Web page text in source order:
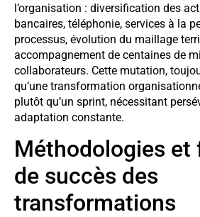
l’organisation : diversification des
bancaires, téléphonie, services à la
processus, évolution du maillage
accompagnement de centaines de
collaborateurs. Cette mutation,
qu’une transformation
plutôt qu’un sprint, nécessitant
adaptation constante.
Méthodologies et
de succès des
transformations